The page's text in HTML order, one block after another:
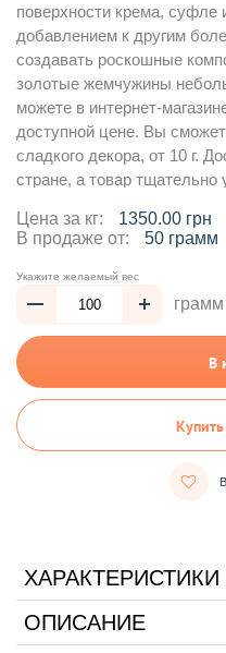
поверхности крема, суфле
добавлением к другим
создавать роскошные
золотые жемчужины
можете в интернет-
доступной цене. Вы
сладкого декора, от 10 г.
стране, а товар тщательно
Цена за кг:
1350.00 грн
В продаже от:
50 грамм
Укажите желаемый вес
грамм
В
ХАРАКТЕРИСТИКИ
ОПИСАНИЕ